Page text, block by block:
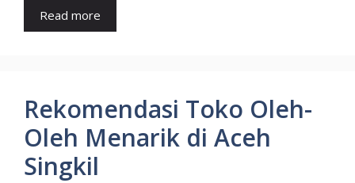
Read more
Rekomendasi Toko Oleh-
Oleh Menarik di Aceh
Singkil